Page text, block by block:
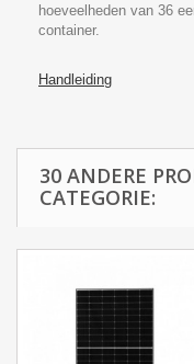
hoeveelheden van 36
container.
Handleiding
30 ANDERE
CATEGORIE: